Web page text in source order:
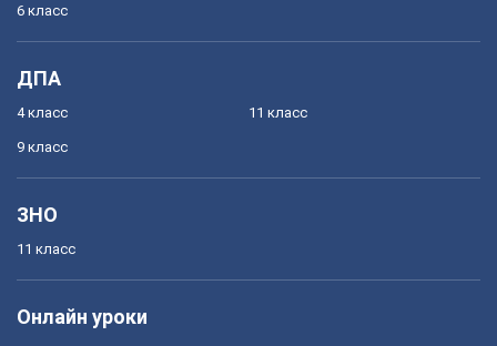
6 класс
ДПА
4 класс
9 класс
11 класс
ЗНО
11 класс
Онлайн уроки